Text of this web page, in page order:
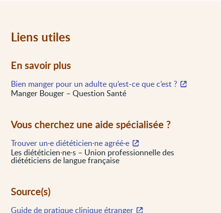
Liens utiles
En savoir plus
Bien manger pour un adulte qu’est-ce que c’est ?
Manger Bouger – Question Santé
Vous cherchez une aide spécialisée ?
Trouver un·e diététicien·ne agréé·e
Les diététicien∙ne∙s – Union professionnelle des
diététiciens de langue française
Source(s)
Guide de pratique clinique étranger